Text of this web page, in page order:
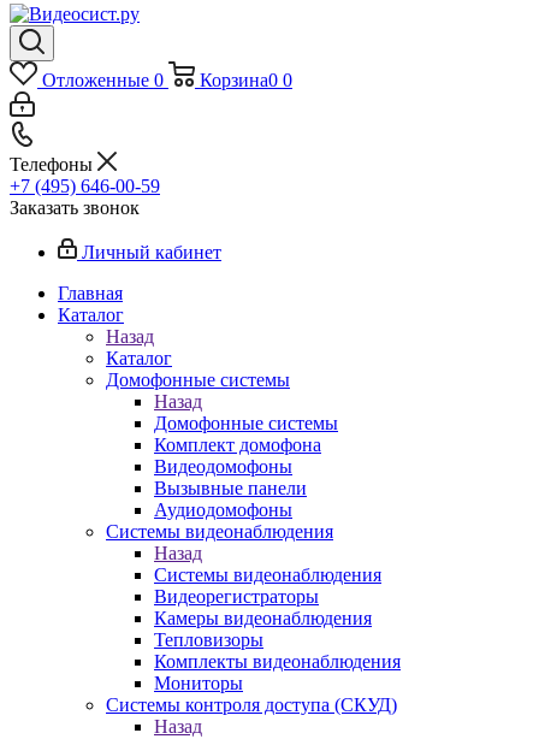
Отложенные 0 Корзина0 0
Телефоны
+7 (495) 646-00-59
Заказать звонок
Личный кабинет
Главная
Каталог
Назад
Каталог
Домофонные системы
Назад
Домофонные системы
Комплект домофона
Видеодомофоны
Вызывные панели
Аудиодомофоны
Системы видеонаблюдения
Назад
Системы видеонаблюдения
Видеорегистраторы
Камеры видеонаблюдения
Тепловизоры
Комплекты видеонаблюдения
Мониторы
Системы контроля доступа (СКУД)
Назад